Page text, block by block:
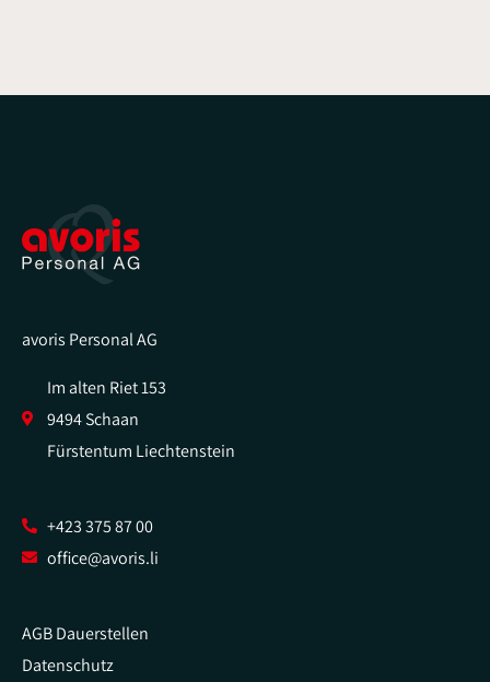
avoris Personal AG
Im alten Riet 153
9494 Schaan
Fürstentum Liechtenstein
+423 375 87 00
office@avoris.li
AGB Dauerstellen
Datenschutz